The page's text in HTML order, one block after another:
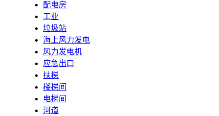
配电房
工业
垃圾站
海上风力发电
风力发电机
应急出口
扶梯
楼梯间
电梯间
河道